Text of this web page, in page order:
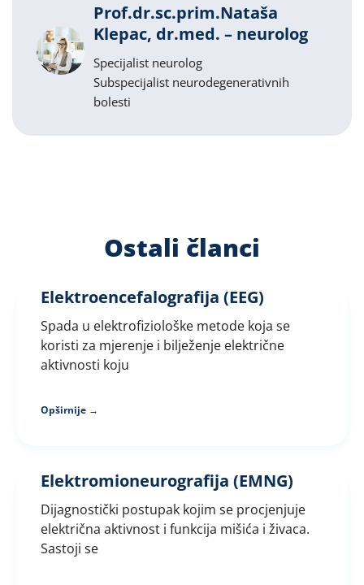
Prof.dr.sc.prim.Nataša
Klepac, dr.med. – neurolog
Specijalist neurolog
Subspecijalist neurodegenerativnih
bolesti
Ostali članci
Elektroencefalografija (EEG)
Spada u elektrofiziološke metode koja se
koristi za mjerenje i bilježenje električne
aktivnosti koju
Opširnije →
Elektromioneurografija (EMNG)
Dijagnostički postupak kojim se procjenjuje
električna aktivnost i funkcija mišića i živaca.
Sastoji se